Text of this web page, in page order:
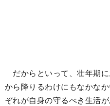
だからといって、壮年期
から降りるわけにもなかな
ぞれが自身の守るべき生活